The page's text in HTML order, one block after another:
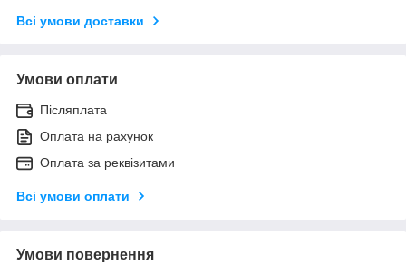
Всі умови доставки
Умови оплати
Післяплата
Оплата на рахунок
Оплата за реквізитами
Всі умови оплати
Умови повернення